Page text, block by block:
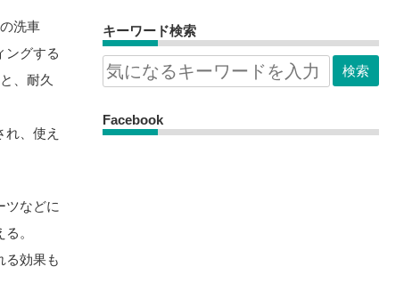
洗車
ングする
、耐久
、使え
ツなどに
。
る効果も
キーワード検索
Facebook